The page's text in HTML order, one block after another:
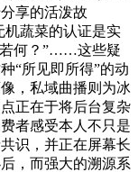
享的活泼故
机蔬菜的认证是实
若何？”……这些疑
“所见即所得”的动
，私域曲播则为冰
正在于将后台复杂
者感受本人不只是
识，并正在屏幕长
，而强大的溯源系